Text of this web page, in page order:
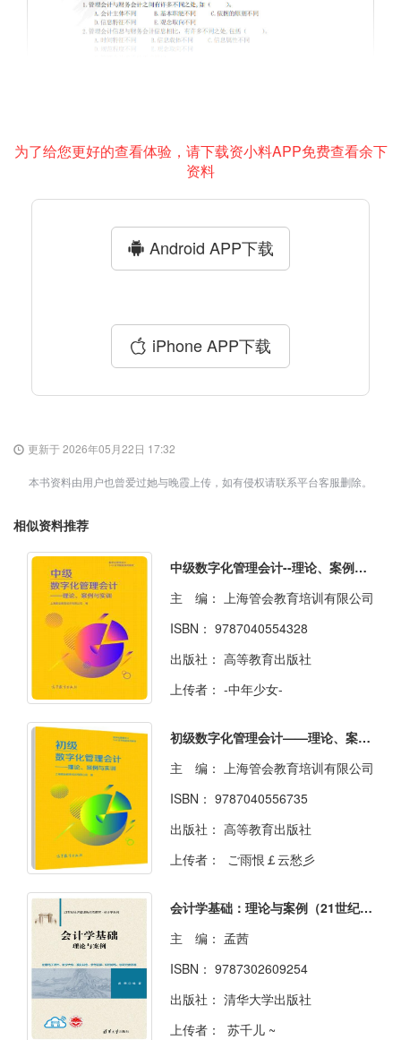
为了给您更好的查看体验，请下载资小料APP免费查看余下
资料
Android APP下载
iPhone APP下载
更新于 2026年05月22日 17:32
本书资料由用户也曾爱过她与晚霞上传，如有侵权请联系平台客服删除。
相似资料推荐
中级数字化管理会计--理论、案例与实训
主 编： 上海管会教育培训有限公司
ISBN： 9787040554328
出版社： 高等教育出版社
上传者： -中年少女-
初级数字化管理会计——理论、案例与实训
主 编： 上海管会教育培训有限公司
ISBN： 9787040556735
出版社： 高等教育出版社
上传者：
ご雨恨￡云愁彡
会计学基础：理论与案例（21世纪经济管理新形态教材·会计学系列）
主 编： 孟茜
ISBN： 9787302609254
出版社： 清华大学出版社
上传者：
苏千儿 ~